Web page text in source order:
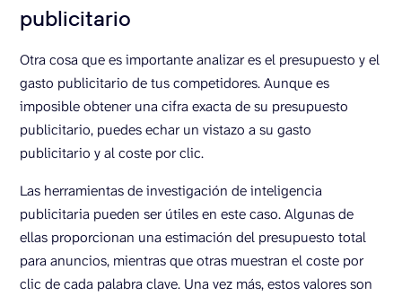
publicitario
Otra cosa que es importante analizar es el presupuesto y el
gasto publicitario de tus competidores. Aunque es
imposible obtener una cifra exacta de su presupuesto
publicitario, puedes echar un vistazo a su gasto
publicitario y al coste por clic.
Las herramientas de investigación de inteligencia
publicitaria pueden ser útiles en este caso. Algunas de
ellas proporcionan una estimación del presupuesto total
para anuncios, mientras que otras muestran el coste por
clic de cada palabra clave. Una vez más, estos valores son